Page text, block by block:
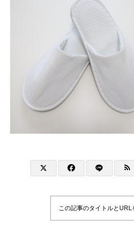
この記事のタイトルとURL